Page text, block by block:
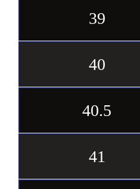
39
40
40.5
41